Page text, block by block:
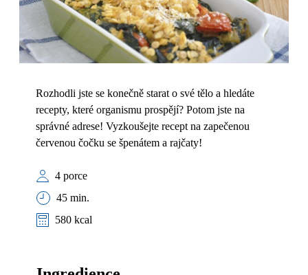
Rozhodli jste se konečně starat o své tělo a hledáte
recepty, které organismu prospějí? Potom jste na
správné adrese! Vyzkoušejte recept na zapečenou
červenou čočku se špenátem a rajčaty!
4 porce
45 min.
580 kcal